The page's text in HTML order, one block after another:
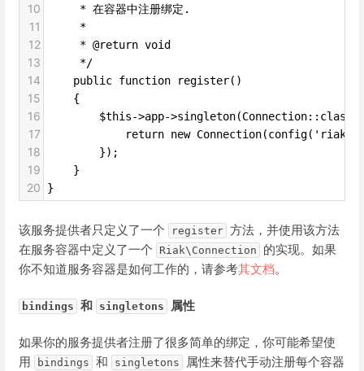
10
     * 在容器中注册绑定.
11
     *
12
     * @return void
13
     */
14
    public function register()
15
    {
16
$this->app->singleton(Connection::class,
17
return new
18
        });
19
    }
20 }
该服务提供者只定义了一个 register 方法，并使用该方法
在服务容器中定义了一个
Riak\Connection
的实现。如果
你不知道服务容器是如何工作的，请参考其文档。
bindings 和 singletons 属性
如果你的服务提供者注册了很多简单的绑定，你可能希望使
用
bindings 和 singletons
属性来替代手动注册每个容器